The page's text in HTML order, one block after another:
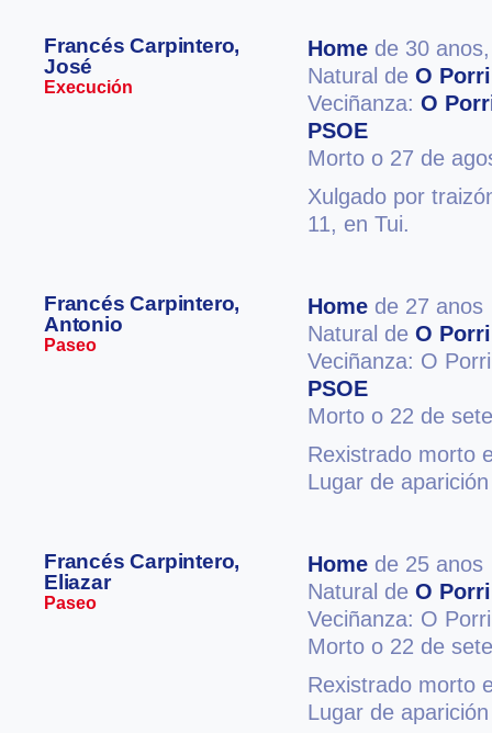
Francés Carpintero,
José
Execución
Home de 30
Natural de O
Veciñanza: O
PSOE
Morto o 27 de
Xulgado por
11, en Tui.
Francés Carpintero,
Antonio
Paseo
Home de 27 anos
Natural de O
Veciñanza: O
PSOE
Morto o 22 de
Rexistrado morto
Lugar de
Francés Carpintero,
Eliazar
Paseo
Home de 25 anos
Natural de O
Veciñanza: O
Morto o 22 de
Rexistrado morto
Lugar de